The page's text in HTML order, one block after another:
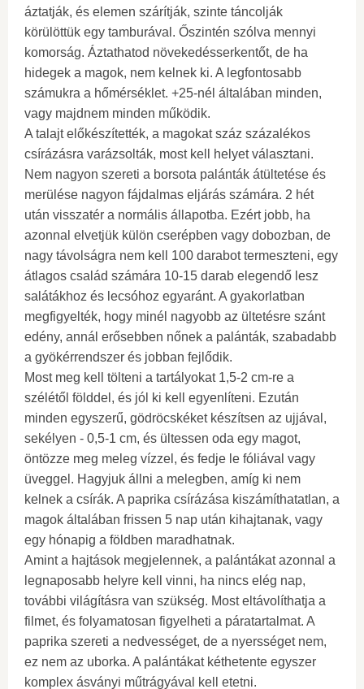
áztatják, és elemen szárítják, szinte táncolják
körülöttük egy tamburával. Őszintén szólva mennyi
komorság. Áztathatod növekedésserkentőt, de ha
hidegek a magok, nem kelnek ki. A legfontosabb
számukra a hőmérséklet. +25-nél általában minden,
vagy majdnem minden működik.
A talajt előkészítették, a magokat száz százalékos
csírázásra varázsolták, most kell helyet választani.
Nem nagyon szereti a borsota palánták átültetése és
merülése nagyon fájdalmas eljárás számára. 2 hét
után visszatér a normális állapotba. Ezért jobb, ha
azonnal elvetjük külön cserépben vagy dobozban, de
nagy távolságra nem kell 100 darabot termeszteni, egy
átlagos család számára 10-15 darab elegendő lesz
salátákhoz és lecsóhoz egyaránt. A gyakorlatban
megfigyelték, hogy minél nagyobb az ültetésre szánt
edény, annál erősebben nőnek a palánták, szabadabb
a gyökérrendszer és jobban fejlődik.
Most meg kell tölteni a tartályokat 1,5-2 cm-re a
szélétől földdel, és jól ki kell egyenlíteni. Ezután
minden egyszerű, gödröcskéket készítsen az ujjával,
sekélyen - 0,5-1 cm, és ültessen oda egy magot,
öntözze meg meleg vízzel, és fedje le fóliával vagy
üveggel. Hagyjuk állni a melegben, amíg ki nem
kelnek a csírák. A paprika csírázása kiszámíthatatlan, a
magok általában frissen 5 nap után kihajtanak, vagy
egy hónapig a földben maradhatnak.
Amint a hajtások megjelennek, a palántákat azonnal a
legnaposabb helyre kell vinni, ha nincs elég nap,
további világításra van szükség. Most eltávolíthatja a
filmet, és folyamatosan figyelheti a páratartalmat. A
paprika szereti a nedvességet, de a nyersséget nem,
ez nem az uborka. A palántákat kéthetente egyszer
komplex ásványi műtrágyával kell etetni.